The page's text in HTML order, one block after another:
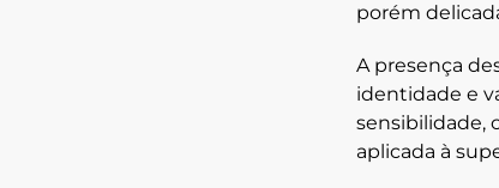
porém
A presença
identidade e
sensibilidade,
aplicada à